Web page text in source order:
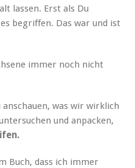
lassen. Erst als Du
begriffen. Das war und ist
immer noch nicht
was wir wirklich
und anpacken,
Buch, dass ich immer